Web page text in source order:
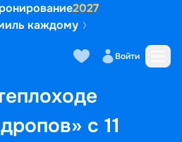
2027
каждому
Войти
с 11
кают Маршрут и